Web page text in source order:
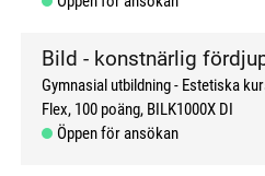
Bild - konstnärlig
Gymnasial utbildning
Estetiska
Flex 100 poäng BILK1000X DI
Öppen för ansökan